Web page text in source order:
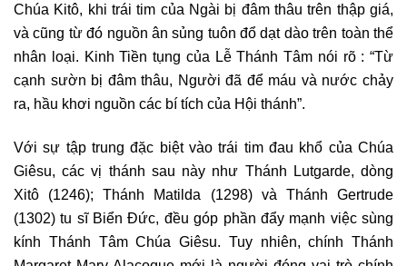
Chúa Kitô, khi trái tim của Ngài bị đâm thâu trên thập giá,
và cũng từ đó nguồn ân sủng tuôn đổ dạt dào trên toàn thể
nhân loại. Kinh Tiền tụng của Lễ Thánh Tâm nói rõ : “Từ
cạnh sườn bị đâm thâu, Người đã để máu và nước chảy
ra, hầu khơi nguồn các bí tích của Hội thánh”.
Với sự tập trung đặc biệt vào trái tim đau khổ của Chúa
Giêsu, các vị thánh sau này như Thánh Lutgarde, dòng
Xitô (1246); Thánh Matilda (1298) và Thánh Gertrude
(1302) tu sĩ Biển Đức, đều góp phần đẩy mạnh việc sùng
kính Thánh Tâm Chúa Giêsu. Tuy nhiên, chính Thánh